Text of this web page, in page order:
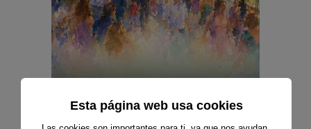
Esta página web usa cookies